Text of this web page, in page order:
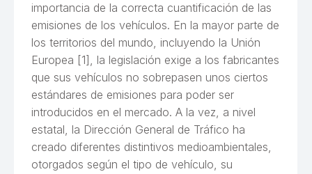
importancia de la correcta cuantificación de las
emisiones de los vehículos. En la mayor parte de
los territorios del mundo, incluyendo la Unión
Europea [1], la legislación exige a los fabricantes
que sus vehículos no sobrepasen unos ciertos
estándares de emisiones para poder ser
introducidos en el mercado. A la vez, a nivel
estatal, la Dirección General de Tráfico ha
creado diferentes distintivos medioambientales,
otorgados según el tipo de vehículo, su